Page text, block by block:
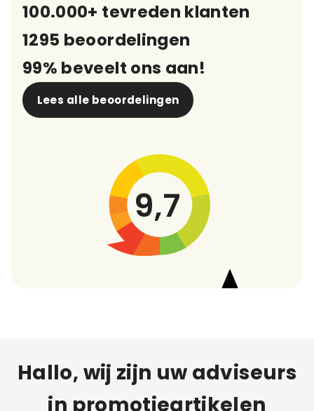
100.000+ tevreden klanten
1295 beoordelingen
99% beveelt ons aan!
Lees alle beoordelingen
9,7
Hallo, wij zijn uw adviseurs
in promotieartikelen